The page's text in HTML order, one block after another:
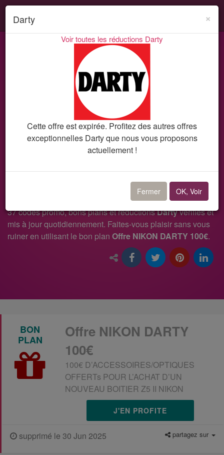
ou
Search
Codes promo et réductions Darty
Offre NIKON DARTY 100€
37 codes promo, bons plans et réductionsDartyvérifiés et
mis à jour quotidiennement. Faites-vous plaisir sans vous
ruiner en utilisant le bon plan Offre NIKON DARTY 100€.
BON
PLAN
Offre NIKON DARTY
100€
100€ D’ACCESSOIRES/OPTIQUES
OFFERTs POUR L’ACHAT D’UN
NOUVEAU BOITIER Z5 II NIKON
J'EN PROFITE
supprimé le 30 Jun 2025 partagez sur
×
Darty
Voir toutes les réductions Darty
Cette offre est expirée. Profitez des autres offres
exceptionnelles Darty que nous vous proposons
actuellement !
Fermer OK, Voir